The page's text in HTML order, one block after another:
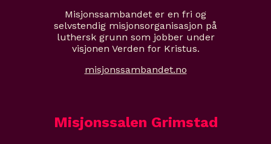
Misjonssambandet er en fri og
selvstendig misjonsorganisasjon på
luthersk grunn som jobber under
visjonen Verden for Kristus.
misjonssambandet.no
Misjonssalen Grimstad